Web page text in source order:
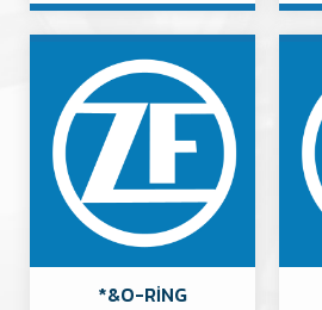
*&O-RİNG